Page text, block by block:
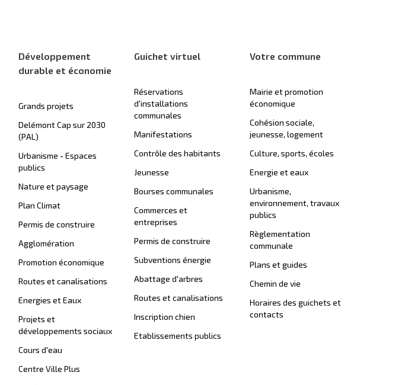
Développement
durable et économie
Grands projets
Delémont Cap sur 2030
(PAL)
Urbanisme - Espaces
publics
Nature et paysage
Plan Climat
Permis de construire
Agglomération
Promotion économique
Routes et canalisations
Energies et Eaux
Projets et
développements sociaux
Cours d'eau
Centre Ville Plus
Guichet virtuel
Réservations
d'installations
communales
Manifestations
Contrôle des habitants
Jeunesse
Bourses communales
Commerces et
entreprises
Permis de construire
Subventions énergie
Abattage d'arbres
Routes et canalisations
Inscription chien
Etablissements publics
Votre commune
Mairie et promotion
économique
Cohésion sociale,
jeunesse, logement
Culture, sports, écoles
Energie et eaux
Urbanisme,
environnement, travaux
publics
Règlementation
communale
Plans et guides
Chemin de vie
Horaires des guichets et
contacts